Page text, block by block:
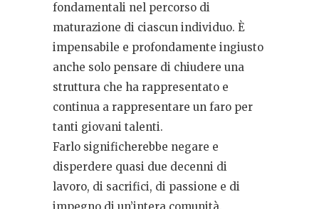
fondamentali nel percorso di
maturazione di ciascun individuo. È
impensabile e profondamente ingiusto
anche solo pensare di chiudere una
struttura che ha rappresentato e
continua a rappresentare un faro per
tanti giovani talenti.
Farlo significherebbe negare e
disperdere quasi due decenni di
lavoro, di sacrifici, di passione e di